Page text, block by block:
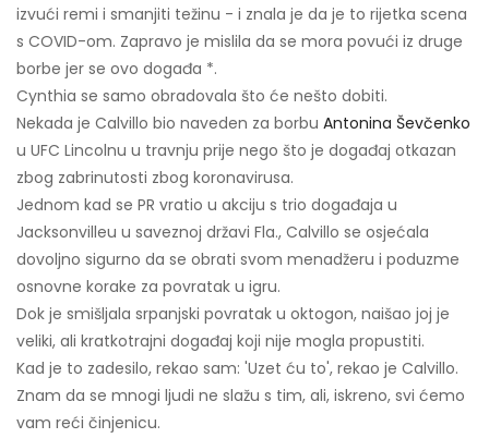
izvući remi i smanjiti težinu - i znala je da je to rijetka scena
s COVID-om. Zapravo je mislila da se mora povući iz druge
borbe jer se ovo događa *.
Cynthia se samo obradovala što će nešto dobiti.
Nekada je Calvillo bio naveden za borbu Antonina Ševčenko
u UFC Lincolnu u travnju prije nego što je događaj otkazan
zbog zabrinutosti zbog koronavirusa.
Jednom kad se PR vratio u akciju s trio događaja u
Jacksonvilleu u saveznoj državi Fla., Calvillo se osjećala
dovoljno sigurno da se obrati svom menadžeru i poduzme
osnovne korake za povratak u igru.
Dok je smišljala srpanjski povratak u oktogon, naišao joj je
veliki, ali kratkotrajni događaj koji nije mogla propustiti.
Kad je to zadesilo, rekao sam: 'Uzet ću to', rekao je Calvillo.
Znam da se mnogi ljudi ne slažu s tim, ali, iskreno, svi ćemo
vam reći činjenicu.